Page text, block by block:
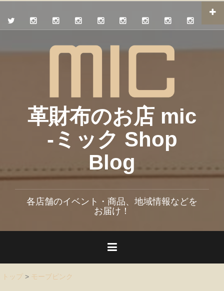
革財布のお店 mic
-ミック Shop
Blog
各店舗のイベント・商品、地域情報などを
お届け！
トップ > モーブピンク